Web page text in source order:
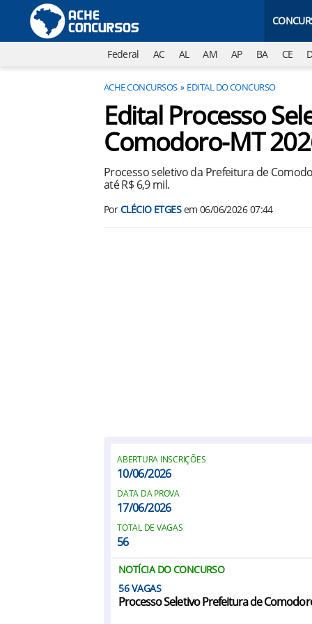
Federal AC AL AM AP BA CE
ACHE CONCURSOS EDITAL DO CONCURSO
Edital Processo
Comodoro-MT
Processo seletivo da Prefeitura de
até R$ 6,9 mil.
PorCLÉCIO ETGESem 06/06/2026 07:44
ABERTURA INSCRIÇÕES
10/06/2026
DATA DA PROVA
17/06/2026
TOTAL DE VAGAS
56
NOTÍCIA DO CONCURSO
56
Processo Seletivo Prefeitura de